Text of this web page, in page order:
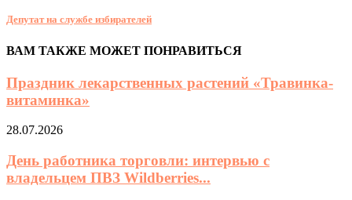
Депутат на службе избирателей
ВАМ ТАКЖЕ МОЖЕТ ПОНРАВИТЬСЯ
Праздник лекарственных растений «Травинка-
витаминка»
28.07.2026
День работника торговли: интервью с
владельцем ПВЗ Wildberries...